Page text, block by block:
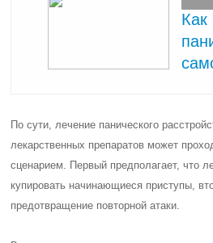
Как
По сути, лечение панического
лекарственных препаратов может
сценарием. Первый предполагает, что
купировать начинающиеся приступы,
предотвращение повторной атаки.